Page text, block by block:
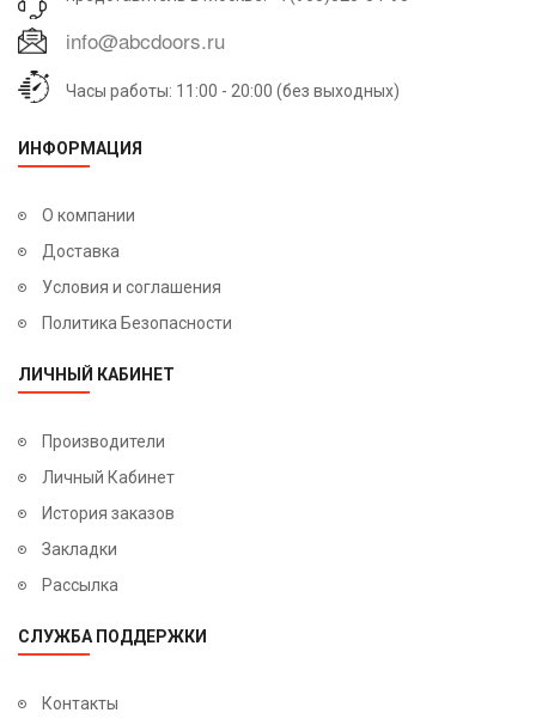
Часы работы: 11:00 - 20:00 (без выходных)
ИНФОРМАЦИЯ
О компании
Доставка
Условия и соглашения
Политика Безопасности
ЛИЧНЫЙ КАБИНЕТ
Производители
Личный Кабинет
История заказов
Закладки
Рассылка
СЛУЖБА ПОДДЕРЖКИ
Контакты